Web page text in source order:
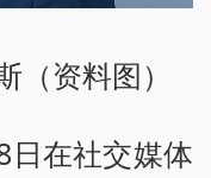
资料图）
日在社交媒体